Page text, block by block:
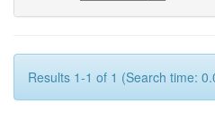
Results 1-1 of 1 (Search time: